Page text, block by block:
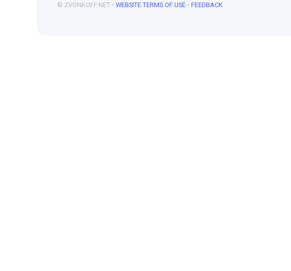
© ZVONKOFF.NET • WEBSITE TERMS OF USE • FEEDBACK